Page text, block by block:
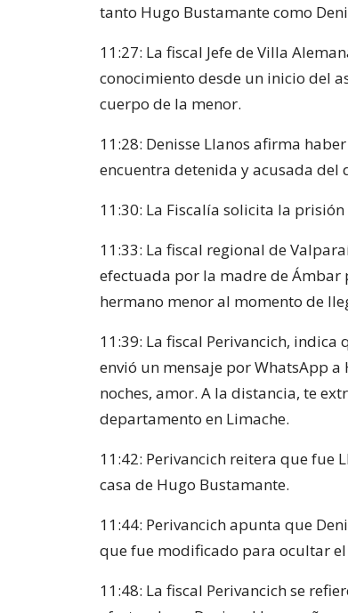
tanto Hugo Bustamante como
11:27: La fiscal Jefe de Villa
conocimiento desde un inicio del
cuerpo de la menor.
11:28: Denisse Llanos afirma
encuentra detenida y acusada
11:30: La Fiscalía solicita la
11:33: La fiscal regional de
efectuada por la madre de Ámbar
hermano menor al momento de
11:39: La fiscal Perivancich,
envió un mensaje por WhatsApp
noches, amor. A la distancia, te
departamento en Limache.
11:42: Perivancich reitera que fue
casa de Hugo Bustamante.
11:44: Perivancich apunta que
que fue modificado para ocultar
11:48: La fiscal Perivancich se